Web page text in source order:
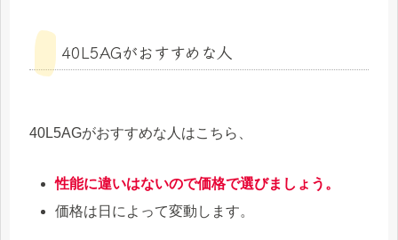
40L5AGがおすすめな人
40L5AGがおすすめな人はこちら、
性能に違いはないので価格で選びましょう。
価格は日によって変動します。